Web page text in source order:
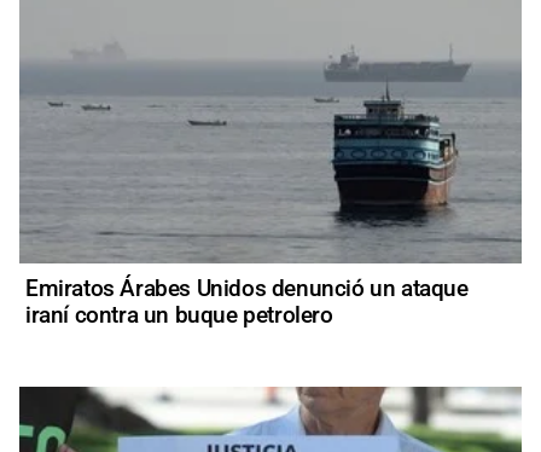
Emiratos Árabes Unidos denunció un ataque
iraní contra un buque petrolero